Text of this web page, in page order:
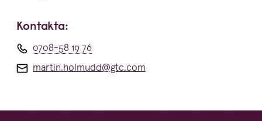
Kontakta:
0708-58 19 76
martin.holmudd@gtc.com